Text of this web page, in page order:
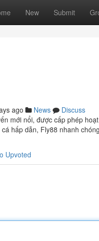
New Submit
ago News
Discuss
mới nổi, được cấp phép
hấp dẫn, Fly88 nhanh
Upvoted